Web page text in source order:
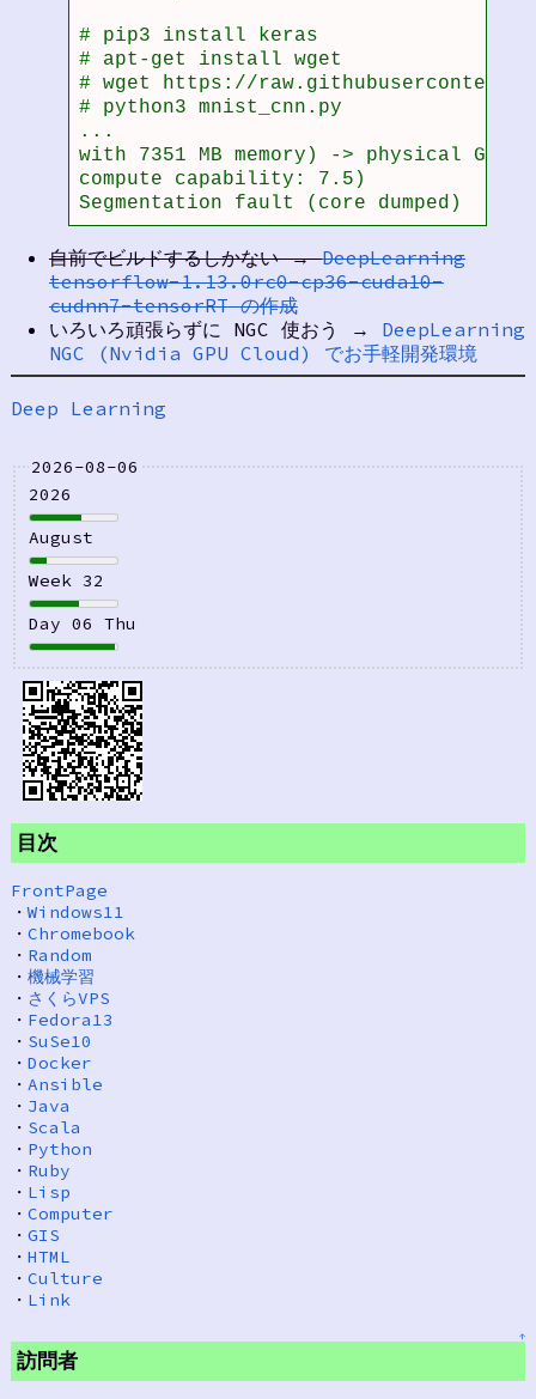
2026-08-06
2026
August
Week 32
Day 06 Thu
目次
FrontPage
・Windows11
・ Chromebook
・ Random
・ 機械学習
・ さくらVPS
・ Fedora13
・ SuSe10
・ Docker
・ Ansible
・ Java
・ Scala
・ Python
・ Ruby
・ Lisp
・ Computer
・ GIS
・ HTML
・ Culture
・ Link
↑
訪問者
# pip3 install keras
# apt-get install wget
# wget https://
# python3 mnist_cnn.py
...
with 7351 MB memory) -> physical
compute capability: 7.5)
Segmentation fault (core dumped)
自前でビルドするしかない →DeepLearning
tensorflow-1.13.0rc0-cp36-cuda10-
cudnn7-tensorRT の作成
いろいろ頑張らずに NGC 使おう → DeepLearning
NGC (Nvidia GPU Cloud) でお手軽開発環境
Deep Learning